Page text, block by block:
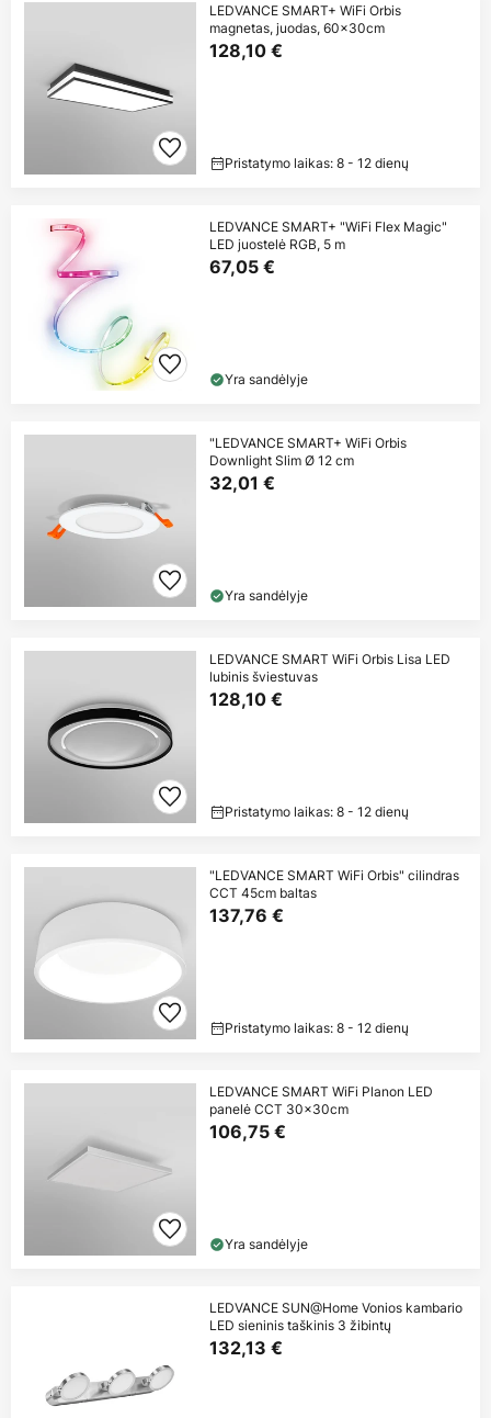
LEDVANCE SMART+ WiFi Orbis
magnetas, juodas, 60x30cm
128,10 €
Pristatymo laikas: 8 - 12 dienų
LEDVANCE SMART+ "WiFi Flex Magic"
LED juostelė RGB, 5 m
67,05 €
Yra sandėlyje
"LEDVANCE SMART+ WiFi Orbis
Downlight Slim Ø 12 cm
32,01 €
Yra sandėlyje
LEDVANCE SMART WiFi Orbis Lisa LED
lubinis šviestuvas
128,10 €
Pristatymo laikas: 8 - 12 dienų
"LEDVANCE SMART WiFi Orbis" cilindras
CCT 45cm baltas
137,76 €
Pristatymo laikas: 8 - 12 dienų
LEDVANCE SMART WiFi Planon LED
panelė CCT 30x30cm
106,75 €
Yra sandėlyje
LEDVANCE SUN@Home Vonios kambario
LED sieninis taškinis 3 žibintų
132,13 €